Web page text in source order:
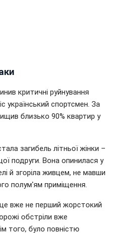
критичні руйнування
український спортсмен. За
близько 90% квартир у
загибель літньої жінки –
подруги. Вона опинилася у
й згоріла живцем, не мавши
полум'ям приміщення.
вже не перший жорстокий
обстріли вже
того, було повністю